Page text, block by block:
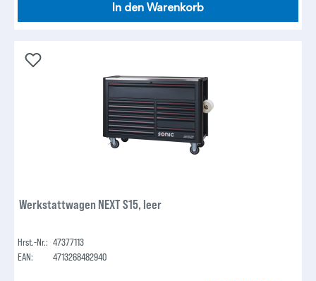
In den Warenkorb
Werkstattwagen NEXT S15, leer
Hrst.-Nr.: 47377113
EAN:
4713268482940